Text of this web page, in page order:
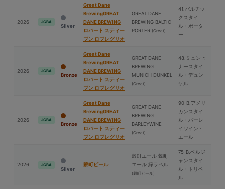
2026 JGBA
Silver
Great Dane
BrewingGREAT
DANE BREWING
ロバート スティー
ブン ロブレグリオ
GREAT DANE
BREWING BALTIC
PORTER (Great)
41.バルチッ
クスタイ
ル・ポータ
ー
2026 JGBA
Bronze
Great Dane
BrewingGREAT
DANE BREWING
ロバート スティー
ブン ロブレグリオ
GREAT DANE
BREWING
MUNICH DUNKEL
(Great)
48.ミュンヒ
ナースタイ
ル・デュン
ケル
2026 JGBA
Bronze
Great Dane
BrewingGREAT
DANE BREWING
ロバート スティー
ブン ロブレグリオ
GREAT DANE
BREWING
BARLEYWINE
(Great)
90-B.アメリ
カンスタイ
ル・バーレ
イワイン・
エール
2026 JGBA
Silver
穀町ビール
穀町エール 穀町
エール 緑ラベル
(穀町ビール)
75-B.ベルジ
ャンスタイ
ル・トリペ
ル